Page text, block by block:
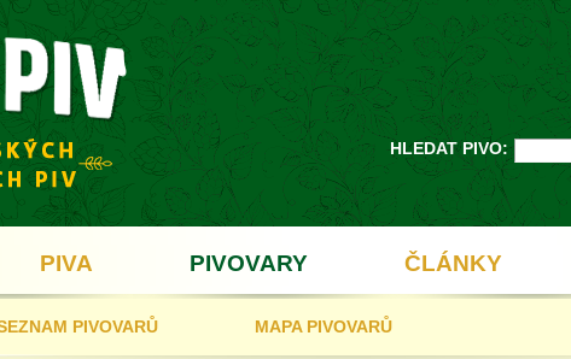
HLEDAT PIVO:
PIVA PIVOVARY
PIVOVARŮ MAPA PIVOVARŮ
ČLÁNKY